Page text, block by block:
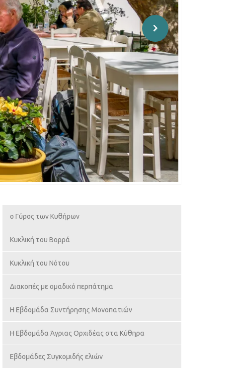
ο Γύρος των Κυθήρων
Κυκλική του Βορρά
Κυκλική του Νότου
Διακοπές με ομαδικό περπάτημα
H Εβδομάδα Συντήρησης Μονοπατιών
Η Εβδομάδα Άγριας Ορχιδέας στα Κύθηρα
Εβδομάδες Συγκομιδής ελιών